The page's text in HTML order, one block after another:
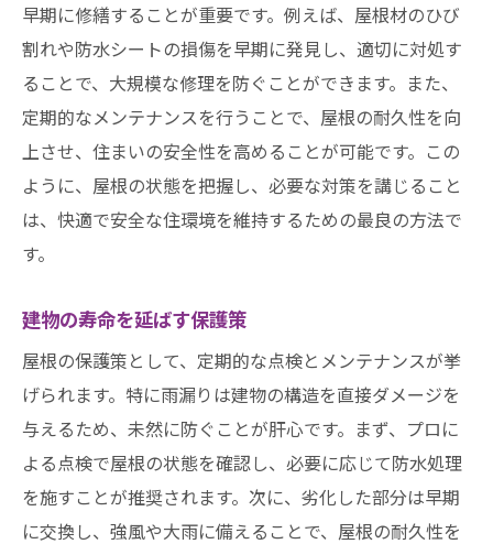
早期に修繕することが重要です。例えば、屋根材のひび
割れや防水シートの損傷を早期に発見し、適切に対処す
ることで、大規模な修理を防ぐことができます。また、
定期的なメンテナンスを行うことで、屋根の耐久性を向
上させ、住まいの安全性を高めることが可能です。この
ように、屋根の状態を把握し、必要な対策を講じること
は、快適で安全な住環境を維持するための最良の方法で
す。
建物の寿命を延ばす保護策
屋根の保護策として、定期的な点検とメンテナンスが挙
げられます。特に雨漏りは建物の構造を直接ダメージを
与えるため、未然に防ぐことが肝心です。まず、プロに
よる点検で屋根の状態を確認し、必要に応じて防水処理
を施すことが推奨されます。次に、劣化した部分は早期
に交換し、強風や大雨に備えることで、屋根の耐久性を